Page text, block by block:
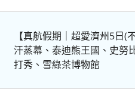
【真航假期｜超愛濟州5⽇(
汗蒸幕、泰迪熊王國、史努
打秀、雪綠茶博物館